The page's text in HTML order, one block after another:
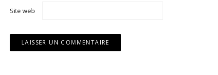
Site web